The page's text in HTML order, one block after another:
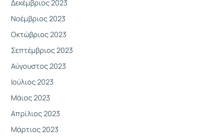
Δεκέμβριος 2023
Νοέμβριος 2023
Οκτώβριος 2023
Σεπτέμβριος 2023
Αύγουστος 2023
Ιούλιος 2023
Μάιος 2023
Απρίλιος 2023
Μάρτιος 2023